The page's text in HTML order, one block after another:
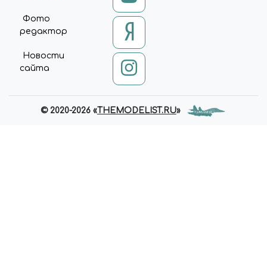
COMPARE-STATE', 'ADDED'); }); };
UPDATE = FUNCTION {
$.AJAX('/BITRIX/TEMPLATES/U
NIVERSE_S1/COMPONENTS/I
NTEC.UNIVERSE/SYSTEM/BAS
KET.MANAGER/AJAX.PHP', {
'TYPE': 'POST', 'CACHE': FALSE,
'DATATYPE': 'JSON', 'DATA':
{'BASKET': 'Y', 'COMPARE': 'Y',
Фото
редактор
Новости
сайта
© 2020-2026 «THEMODELIST.RU»